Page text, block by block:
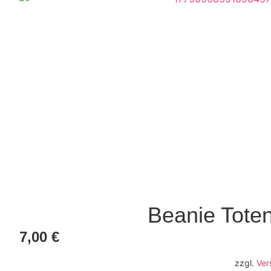
Beanie
7,00 €
zzgl.